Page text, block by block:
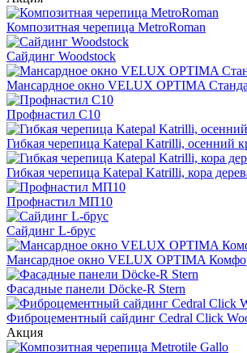
Композитная черепица MetroRoman
Cайдинг Woodstock
Мансардное окно VELUX OPTIMA
Профнастил С10
Гибкая черепица Katepal Katrilli, осенний
Гибкая черепица Katepal Katrilli, кора
Профнастил МП10
Сайдинг L-брус
Мансардное окно VELUX OPTIMA
Фасадные панели Döcke-R Stern
Фиброцементный сайдинг Cedral Click
Акция